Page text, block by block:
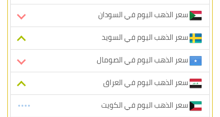
سعر الذهب اليوم في السودان
سعر الذهب اليوم في السويد
سعر الذهب اليوم في الصومال
سعر الذهب اليوم في العراق
سعر الذهب اليوم في الكويت